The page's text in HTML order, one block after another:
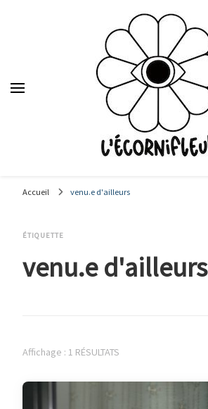
Accueil venu.e d'ailleurs
ÉTIQUETTE
venu.e d'ailleurs
Affichage : 1 RÉSULTATS